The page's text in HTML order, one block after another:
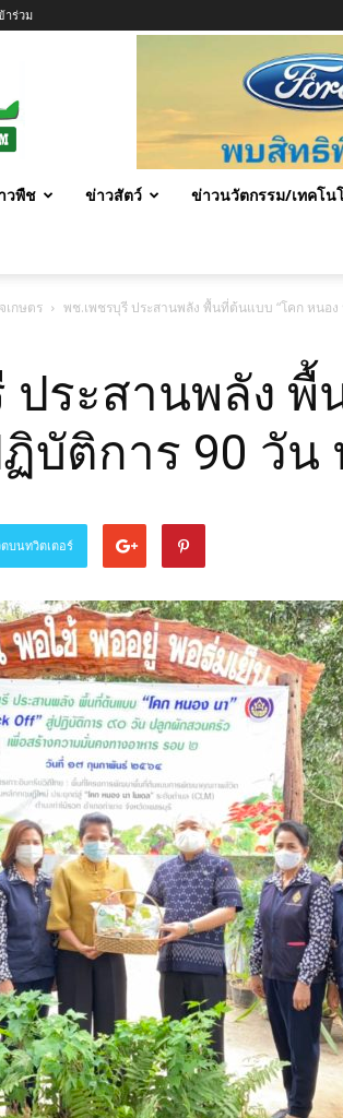
าร่วม
วพืช ข่าวสัตว์ ข่าวนวัตกรรม/เทคโน
เกษตร พช.เพชรบุรี ประสานพลัง พื้นที่ต้นแบบ “โคก หนอ
ประสานพลัง
บัติการ 90 วัน
บนทวิตเตอร์